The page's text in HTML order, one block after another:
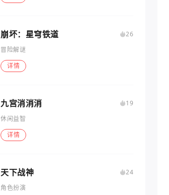
崩坏：星穹铁道
26
冒险解谜
详情
九宫消消消
19
休闲益智
详情
天下战神
24
角色扮演